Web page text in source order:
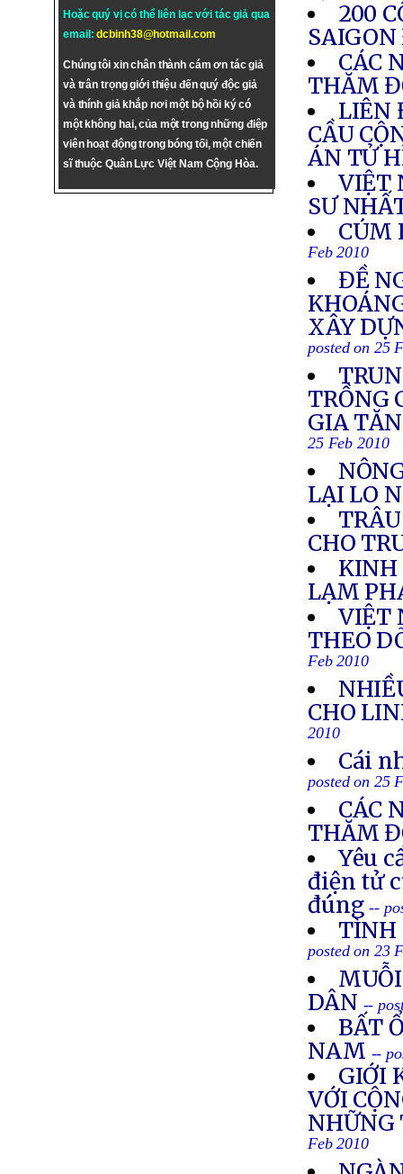
Hoặc quý vị có thể liên lạc với tác giả qua
email:dcbinh38@hotmail.com
Chúng tôi xin chân thành cám ơn tác giả
và trân trọng giới thiệu đến quý độc giả
và thính giả khắp nơi một bộ hồi ký có
một không hai, của một trong những điệp
viên hoạt động trong bóng tối, một chiến
sĩ thuộc Quân Lực Việt Nam Cộng Hòa.
200
CÁC
THĂM
LIÊN
CẦU
ÁN TỬ
VIỆT
SƯ
CÚM
Feb 2010
ĐỀ
XÂY
posted on 25
TRỒNG
GIA
25 Feb 2010
LẠI LO
CHO
KINH
LẠM
VIỆT
THEO
Feb 2010
CHO
2010
Cái
posted on 25
CÁC
THĂM
Yêu
điện tử
đúng --
TÌNH
posted on 23
DÂN --
BẤT
NAM --
GIỚI
VỚI
NHỮNG
Feb 2010